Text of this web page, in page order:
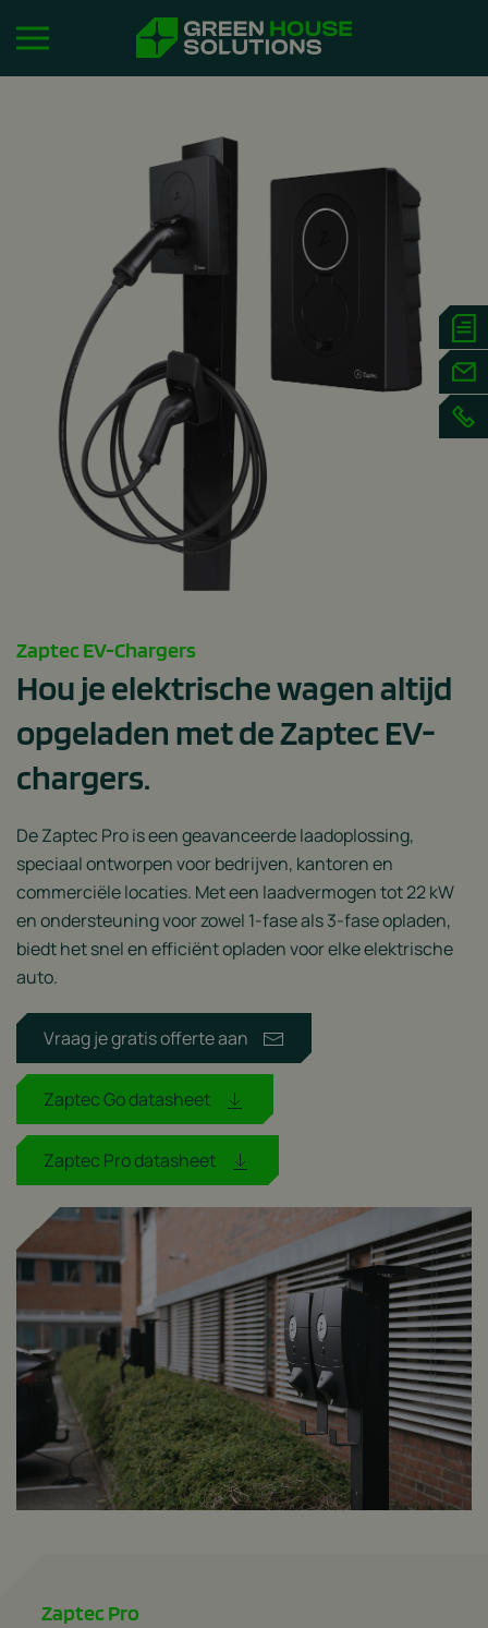
Zaptec EV-Chargers
Hou je elektrische wagen altijd
opgeladen met de Zaptec EV-
chargers.
De Zaptec Pro is een geavanceerde laadoplossing,
speciaal ontworpen voor bedrijven, kantoren en
commerciële locaties. Met een laadvermogen tot 22 kW
en ondersteuning voor zowel 1-fase als 3-fase opladen,
biedt het snel en efficiënt opladen voor elke elektrische
auto.
Vraag je gratis offerte aan
Zaptec Go datasheet
Zaptec Pro datasheet
Zaptec Pro